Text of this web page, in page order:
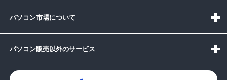
パソコン市場について
パソコン販売以外のサービス